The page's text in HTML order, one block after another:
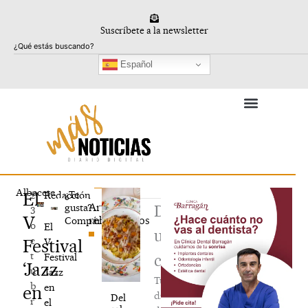
Suscríbete a la newsletter
Buscar
Español
Albacete
El
V
Festival
‘Jazz
en
2
3
o
c
t
u
b
r
Redacción
El
V
Festival
Jazz
en
el
¿Te
gusta?
Compártelo
Artículos
relacionados
Del
Deja
un
comentario
Tu
dirección